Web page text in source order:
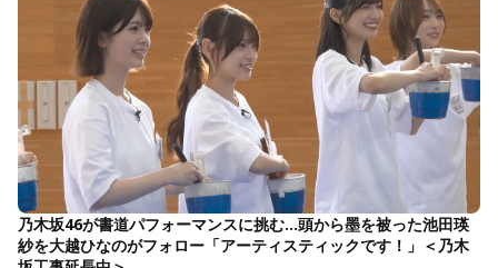
乃木坂46が書道パフォーマンスに挑む…頭から墨を被った池田瑛
紗を大越ひなのがフォロー「アーティスティックです！」＜乃木